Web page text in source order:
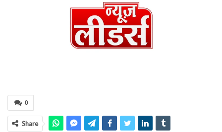
0
Share